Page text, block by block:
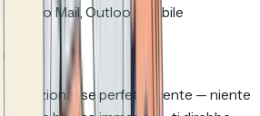
Yahoo Mail, Outlook mobile
funzionasse perfettamente — niente